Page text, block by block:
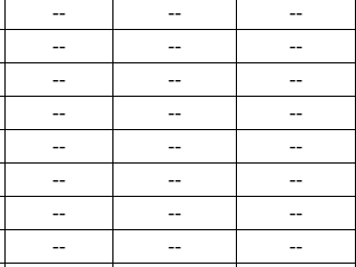
-- --
--
-- --
--
-- --
--
-- --
--
-- --
--
-- --
--
-- --
--
-- --
--